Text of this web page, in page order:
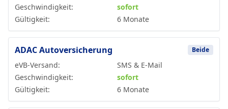
Geschwindigkeit:
sofort
Gültigkeit:
6 Monate
ADAC Autoversicherung Beide
eVB-Versand:
SMS & E-Mail
Geschwindigkeit:
sofort
Gültigkeit:
6 Monate